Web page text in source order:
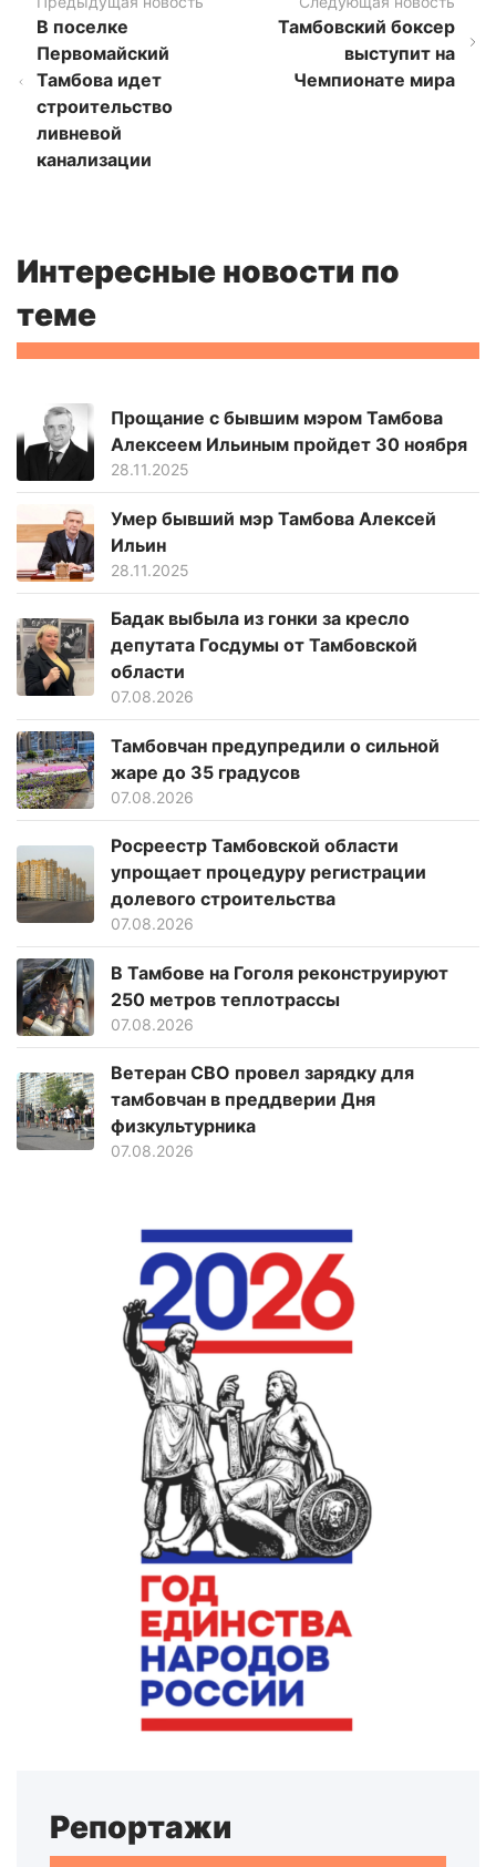
В поселке
Первомайский
Тамбова идет
строительство
ливневой
канализации
Тамбовский боксер
выступит на
Чемпионате мира
Интересные новости по
теме
Прощание с бывшим мэром Тамбова
Алексеем Ильиным пройдет 30 ноября
28.11.2025
Умер бывший мэр Тамбова Алексей
Ильин
28.11.2025
Бадак выбыла из гонки за кресло
депутата Госдумы от Тамбовской
области
07.08.2026
Тамбовчан предупредили о сильной
жаре до 35 градусов
07.08.2026
Росреестр Тамбовской области
упрощает процедуру регистрации
долевого строительства
07.08.2026
В Тамбове на Гоголя реконструируют
250 метров теплотрассы
07.08.2026
Ветеран СВО провел зарядку для
тамбовчан в преддверии Дня
физкультурника
07.08.2026
Репортажи